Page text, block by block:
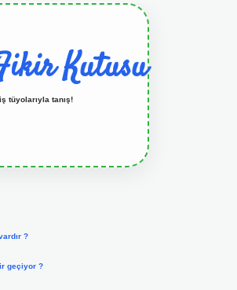
Kutusu
tüyolarıyla tanış!
?
geçiyor ?